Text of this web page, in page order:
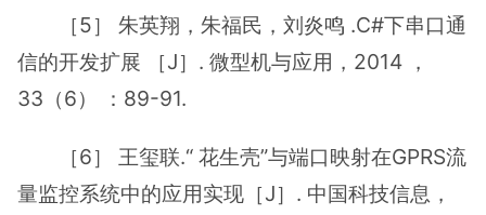
［5］ 朱英翔，朱福民，刘炎鸣 .C#下串口通
信的开发扩展 ［J］. 微型机与应用，2014 ，
33（6） ：89-91.
［6］ 王玺联.“ 花生壳”与端口映射在GPRS流
量监控系统中的应用实现［J］. 中国科技信息，